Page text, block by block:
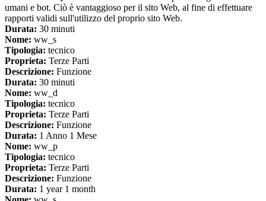
umani e bot. Ciò è vantaggioso per il sito Web, al fine di effettuare
rapporti validi sull'utilizzo del proprio sito Web.
Durata: 30 minuti
Nome: ww_s
Tipologia: tecnico
Proprieta: Terze Parti
Descrizione: Funzione
Durata: 30 minuti
Nome: ww_d
Tipologia: tecnico
Proprieta: Terze Parti
Descrizione: Funzione
Durata: 1 Anno 1 Mese
Nome: ww_p
Tipologia: tecnico
Proprieta: Terze Parti
Descrizione: Funzione
Durata: 1 year 1 month